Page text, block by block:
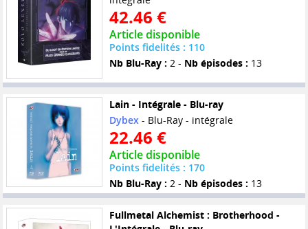
42.46 €
Article disponible
Points fidelités : 110
Nb Blu-Ray : 2 - Nb épisodes : 13
Lain - Intégrale - Blu-ray
Dybex- Blu-Ray - intégrale
22.46 €
Article disponible
Points fidelités : 170
Nb Blu-Ray : 2 - Nb épisodes : 13
Fullmetal Alchemist : Brotherhood -